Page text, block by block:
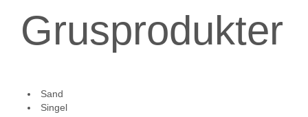
Grusprodukter
Sand
Singel